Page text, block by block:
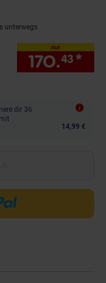
unterwegs
nur
170.43 *
dir 36
14,99 €